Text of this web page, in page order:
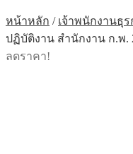
หน้าหลัก / เจ้าพนักงานธุร
ปฏิบัติงาน สำนักงาน ก.พ.
ลดราคา!